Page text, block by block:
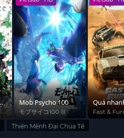
Quá nhanh quá
nguy hiểm: Điệp
viên tốc độ (Phần 3)
Fast & Furious Spy
Racers (Season 3)
Họa
Hiệp Lam
Hua Jiang
Thiên Mệnh Đại Chúa Tể